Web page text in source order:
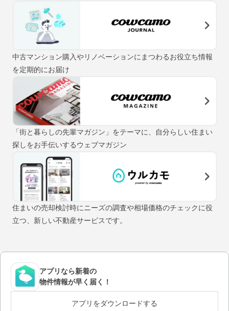
中古マンション購入やリノベーションにまつわるお役立ち情報
を定期的にお届け
「街と暮らしの先輩マガジン」をテーマに、自分らしい住まい
探しをお手伝いするウェブマガジン
住まいの売却検討時にニーズの調査や相場価格のチェックに役
立つ、新しい不動産サービスです。
アプリなら新着の
物件情報が早く届く！
アプリをダウンロードする